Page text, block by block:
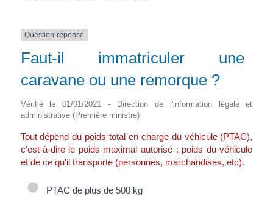
Question-réponse
Faut-il immatriculer une
caravane ou une remorque ?
Vérifié le 01/01/2021 - Direction de l'information légale et
administrative (Première ministre)
Tout dépend du poids total en charge du véhicule (PTAC),
c'est-à-dire le poids maximal autorisé : poids du véhicule
et de ce qu'il transporte (personnes, marchandises, etc).
PTAC de plus de 500 kg